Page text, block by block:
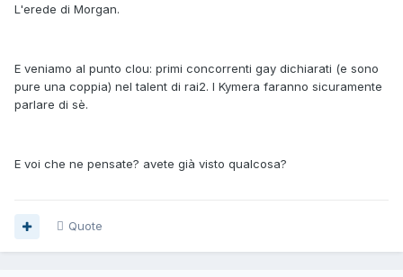
L'erede di Morgan.
E veniamo al punto clou: primi concorrenti gay dichiarati (e sono
pure una coppia) nel talent di rai2. I Kymera faranno sicuramente
parlare di sè.
E voi che ne pensate? avete già visto qualcosa?
Quote